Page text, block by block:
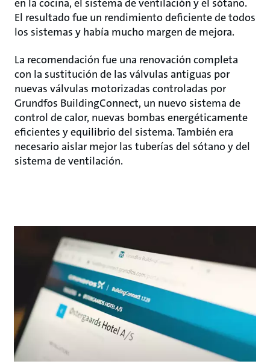
El resultado fue un rendimiento deficiente de todos
los sistemas y había mucho margen de mejora.
La recomendación fue una renovación completa
con la sustitución de las válvulas antiguas por
nuevas válvulas motorizadas controladas por
Grundfos BuildingConnect, un nuevo sistema de
control de calor, nuevas bombas energéticamente
eficientes y equilibrio del sistema. También era
necesario aislar mejor las tuberías del sótano y del
sistema de ventilación.